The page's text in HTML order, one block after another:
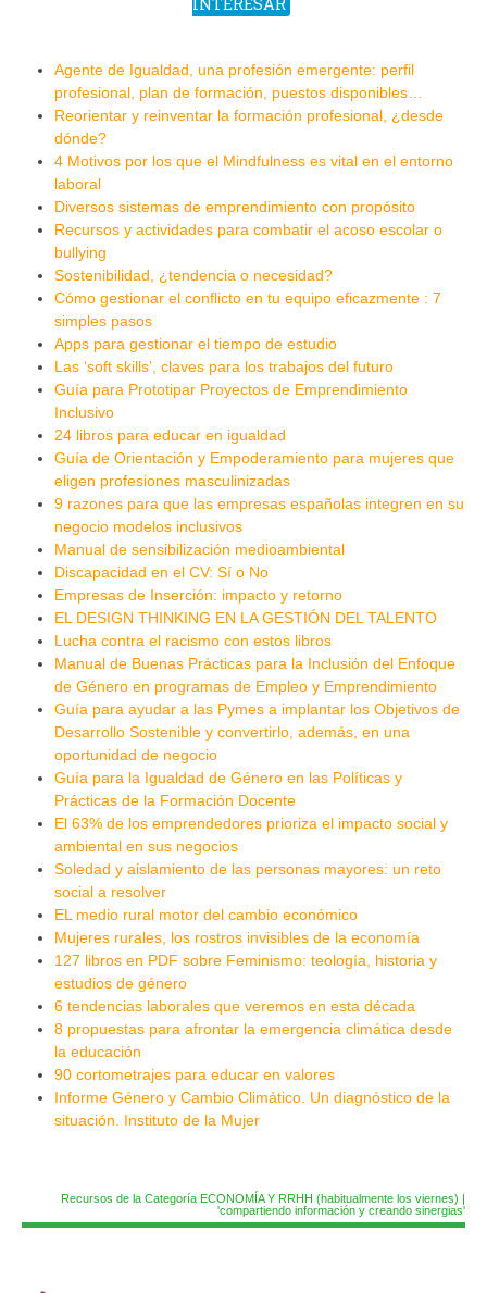
INTERESAR
Agente de Igualdad, una profesión emergente: perfil
profesional, plan de formación, puestos disponibles…
Reorientar y reinventar la formación profesional, ¿desde
dónde?
4 Motivos por los que el Mindfulness es vital en el entorno
laboral
Diversos sistemas de emprendimiento con propósito
Recursos y actividades para combatir el acoso escolar o
bullying
Sostenibilidad, ¿tendencia o necesidad?
Cómo gestionar el conflicto en tu equipo eficazmente : 7
simples pasos
Apps para gestionar el tiempo de estudio
Las ‘soft skills’, claves para los trabajos del futuro
Guía para Prototipar Proyectos de Emprendimiento
Inclusivo
24 libros para educar en igualdad
Guía de Orientación y Empoderamiento para mujeres que
eligen profesiones masculinizadas
9 razones para que las empresas españolas integren en su
negocio modelos inclusivos
Manual de sensibilización medioambiental
Discapacidad en el CV: Sí o No
Empresas de Inserción: impacto y retorno
EL DESIGN THINKING EN LA GESTIÓN DEL TALENTO
Lucha contra el racismo con estos libros
Manual de Buenas Prácticas para la Inclusión del Enfoque
de Género en programas de Empleo y Emprendimiento
Guía para ayudar a las Pymes a implantar los Objetivos de
Desarrollo Sostenible y convertirlo, además, en una
oportunidad de negocio
Guía para la Igualdad de Género en las Políticas y
Prácticas de la Formación Docente
El 63% de los emprendedores prioriza el impacto social y
ambiental en sus negocios
Soledad y aislamiento de las personas mayores: un reto
social a resolver
EL medio rural motor del cambio económico
​Mujeres rurales, los rostros invisibles de la economía
127 libros en PDF sobre Feminismo: teología, historia y
estudios de género
6 tendencias laborales que veremos en esta década
8 propuestas para afrontar la emergencia climática desde
la educación
90 cortometrajes para educar en valores
Informe Género y Cambio Climático. Un diagnóstico de la
situación. Instituto de la Mujer
Recursos de la Categoría ECONOMÍA Y RRHH (habitualmente los viernes) |
'compartiendo información y creando sinergias'